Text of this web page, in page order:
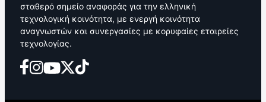
σταθερό σημείο αναφοράς για την ελληνική
τεχνολογική κοινότητα, με ενεργή κοινότητα
αναγνωστών και συνεργασίες με κορυφαίες εταιρείες
τεχνολογίας.